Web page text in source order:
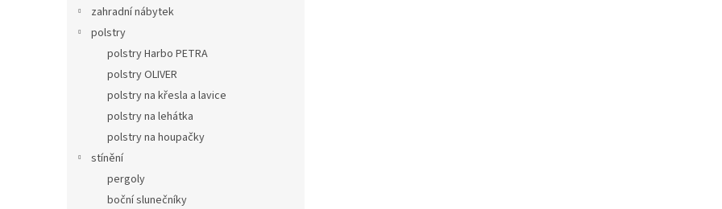
zahradní nábytek
polstry
polstry Harbo PETRA
polstry OLIVER
polstry na křesla a lavice
polstry na lehátka
polstry na houpačky
stínění
pergoly
boční slunečníky